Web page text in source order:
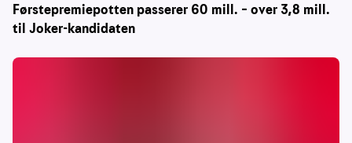
Førstepremiepotten passerer 60 mill. – over 3,8 mill.
til Joker-kandidaten